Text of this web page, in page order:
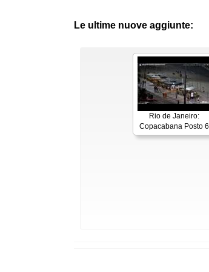
Le ultime nuove aggiunte:
Rio de Janeiro:
Copacabana Posto 6